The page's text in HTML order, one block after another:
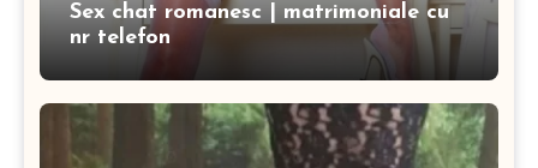
Sex chat romanesc | matrimoniale cu
nr telefon